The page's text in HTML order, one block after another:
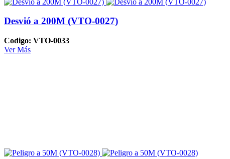
Desvió a 200M (VTO-0027)
Codigo: VTO-0033
Ver Más